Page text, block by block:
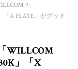
9」
「X PLATE」がグッド
WILLCOM
」「X